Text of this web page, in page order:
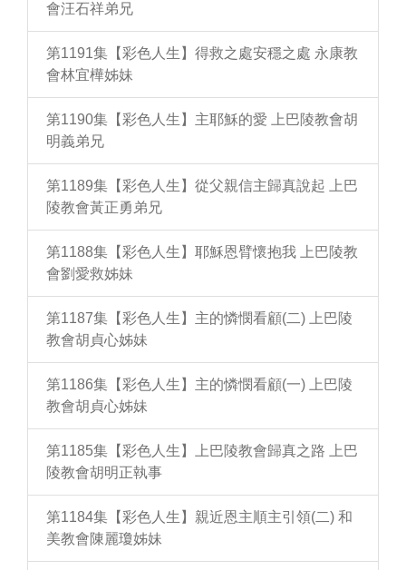
會汪石祥弟兄
第1191集【彩色人生】得救之處安穩之處 永康教
會林宜樺姊妹
第1190集【彩色人生】主耶穌的愛 上巴陵教會胡
明義弟兄
第1189集【彩色人生】從父親信主歸真說起 上巴
陵教會黃正勇弟兄
第1188集【彩色人生】耶穌恩臂懷抱我 上巴陵教
會劉愛救姊妹
第1187集【彩色人生】主的憐憫看顧(二) 上巴陵
教會胡貞心姊妹
第1186集【彩色人生】主的憐憫看顧(一) 上巴陵
教會胡貞心姊妹
第1185集【彩色人生】上巴陵教會歸真之路 上巴
陵教會胡明正執事
第1184集【彩色人生】親近恩主順主引領(二) 和
美教會陳麗瓊姊妹